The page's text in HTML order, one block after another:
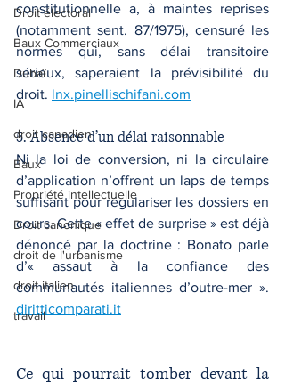
Droit électoral
Baux Commerciaux
Dubaï
IA
droit canadien
Baux
Propriété intellectuelle
Droit canonique
droit de l'urbanisme
droit italien
travail
constitutionnelle a, à maintes reprises
(notamment sent. 87/1975), censuré les
normes qui, sans délai transitoire
sérieux, saperaient la prévisibilité du
droit. lnx.pinellischifani.com
5. Absence d’un délai raisonnable
Ni la loi de conversion, ni la circulaire
d’application n’offrent un laps de temps
suffisant pour régulariser les dossiers en
cours. Cette « effet de surprise » est déjà
dénoncé par la doctrine : Bonato parle
d’« assaut à la confiance des
diritticomparati.it
Ce qui pourrait tomber devant la